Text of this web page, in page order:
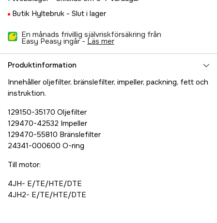
Butik Hyltebruk - Slut i lager
En månads frivillig självriskförsäkring från
Easy Peasy ingår - läs mer
Produktinformation
Innehåller oljefilter, bränslefilter, impeller, packning, fett och
instruktion.
129150-35170 Oljefilter
129470-42532 Impeller
129470-55810 Bränslefilter
24341-000600 O-ring
Till motor:
4JH- E/TE/HTE/DTE
4JH2- E/TE/HTE/DTE